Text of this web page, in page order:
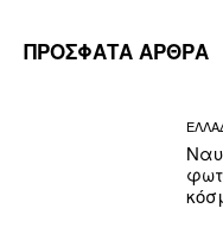
ΠΡΟΣΦΑΤΑ ΑΡΘΡΑ